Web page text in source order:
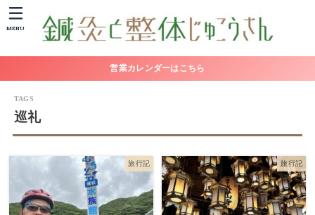
MENU
営業カレンダーはこちら
巡礼
旅行記 旅行記